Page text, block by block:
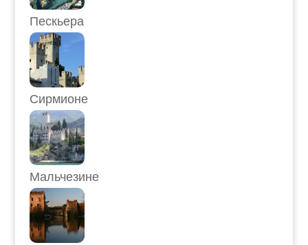
Пескьера
Сирмионе
Мальчезине